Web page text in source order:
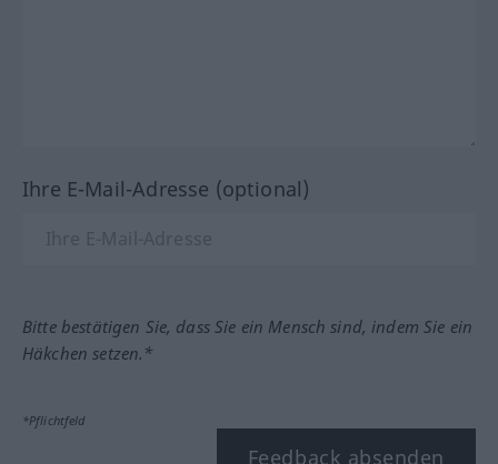
Ihre E-Mail-Adresse (optional)
Bitte bestätigen Sie, dass Sie ein Mensch sind, indem Sie ein
Häkchen setzen.*
*Pflichtfeld
Feedback absenden